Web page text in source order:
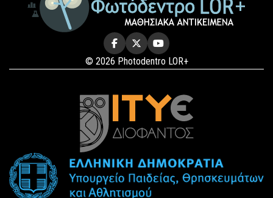
© 2026 Photodentro LOR+